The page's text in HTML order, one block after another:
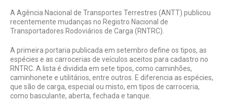
A Agência Nacional de Transportes Terrestres (ANTT) publicou
recentemente mudanças no Registro Nacional de
Transportadores Rodoviários de Carga (RNTRC).
A primeira portaria publicada em setembro define os tipos, as
espécies e as carrocerias de veículos aceitos para cadastro no
RNTRC. A lista é dividida em sete tipos, como caminhões,
caminhonete e utilitários, entre outros. E diferencia as espécies,
que são de carga, especial ou misto, em tipos de carroceria,
como basculante, aberta, fechada e tanque.